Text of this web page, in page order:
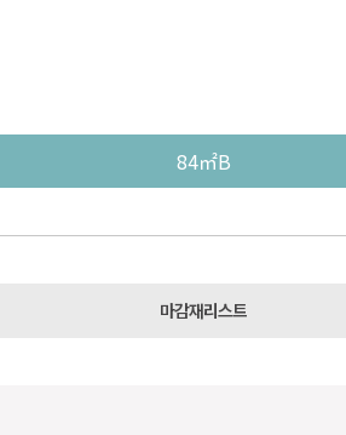
84㎡B
마감재리스트